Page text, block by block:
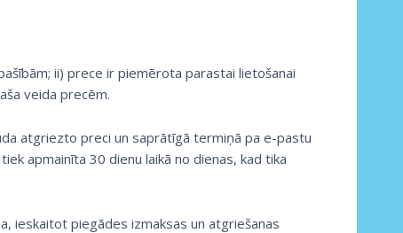
ii) prece ir piemērota parastai lietošanai
veida precēm.
atgriezto preci un saprātīgā termiņā pa e-pastu
apmainīta 30 dienu laikā no dienas, kad tika
ieskaitot piegādes izmaksas un atgriešanas